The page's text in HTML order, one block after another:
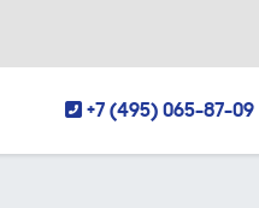
+7 (495) 065-87-09